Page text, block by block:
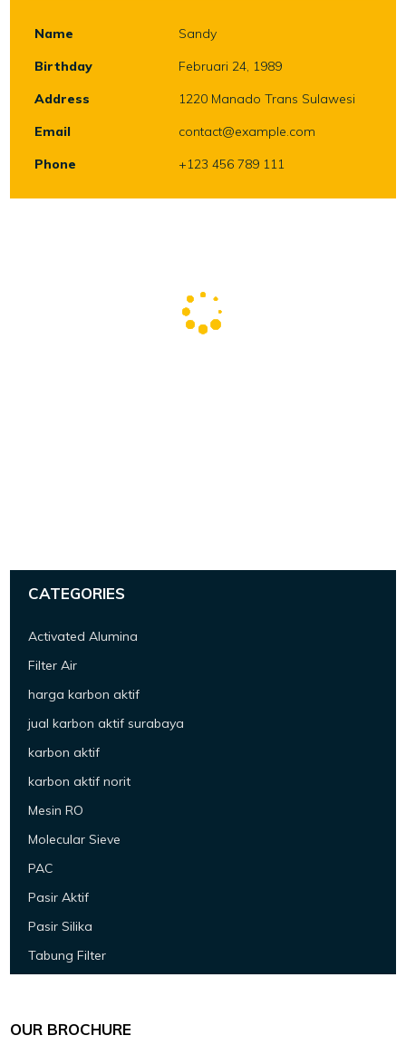
Name
Sandy
Birthday
Februari 24, 1989
Address
1220 Manado Trans Sulawesi
Email
contact@example.com
Phone
+123 456 789 111
CATEGORIES
Activated Alumina
Filter Air
harga karbon aktif
jual karbon aktif surabaya
karbon aktif
karbon aktif norit
Mesin RO
Molecular Sieve
PAC
Pasir Aktif
Pasir Silika
Tabung Filter
OUR BROCHURE